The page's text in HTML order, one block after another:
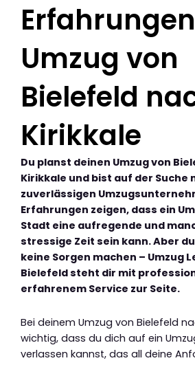
Umzug von
Bielefeld
Kirikkale
Du planst deinen Umzug von
Kirikkale und bist auf der Suche
zuverlässigen
Erfahrungen zeigen, dass ein
Stadt eine aufregende und
stressige Zeit sein kann. Aber
keine Sorgen machen – Umzug
Bielefeld steht dir mit
erfahrenem Service zur Seite.
Bei deinem Umzug von Bielefeld
wichtig, dass du dich auf ein
verlassen kannst, das all deine